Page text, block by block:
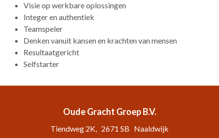
Visie op werkbare oplossingen
Integer en authentiek
Teamspeler
Denken vanuit kansen en krachten van mensen
Resultaatgericht
Selfstarter
Oude Gracht Groep B.V.
Tiendweg 2K 2671 SB Naaldwijk